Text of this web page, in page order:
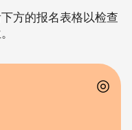
方的报名表格以检查
◎